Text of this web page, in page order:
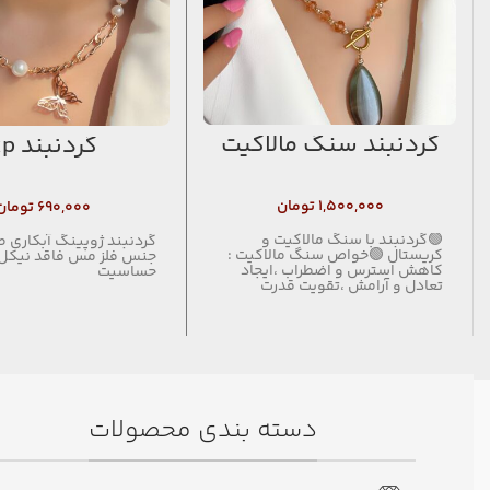
گردنبند سنگ مالاکیت
۱,۵۰۰,۰۰۰تومان
🟢گردنبند با سنگ مالاکیت و
کریستال 🟢خواص سنگ مالاکیت :
کاهش استرس و اضطراب ،ایجاد
تعادل و آرامش ،تقویت قدرت
گردنبند xp
۶۹۰,۰۰۰
جنس فلز مس فاقد
حساسیت
دسته بندی محصولات